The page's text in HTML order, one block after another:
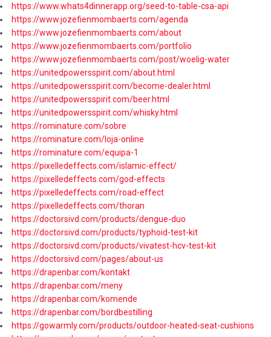
https://www.whats4dinnerapp.org/seed-to-table-csa-api
https://www.jozefienmombaerts.com/agenda
https://www.jozefienmombaerts.com/about
https://www.jozefienmombaerts.com/portfolio
https://www.jozefienmombaerts.com/post/woelig-water
https://unitedpowersspirit.com/about.html
https://unitedpowersspirit.com/become-dealer.html
https://unitedpowersspirit.com/beer.html
https://unitedpowersspirit.com/whisky.html
https://rominature.com/sobre
https://rominature.com/loja-online
https://rominature.com/equipa-1
https://pixelledeffects.com/islamic-effect/
https://pixelledeffects.com/god-effects
https://pixelledeffects.com/road-effect
https://pixelledeffects.com/thoran
https://doctorsivd.com/products/dengue-duo
https://doctorsivd.com/products/typhoid-test-kit
https://doctorsivd.com/products/vivatest-hcv-test-kit
https://doctorsivd.com/pages/about-us
https://drapenbar.com/kontakt
https://drapenbar.com/meny
https://drapenbar.com/komende
https://drapenbar.com/bordbestilling
https://gowarmly.com/products/outdoor-heated-seat-cushions